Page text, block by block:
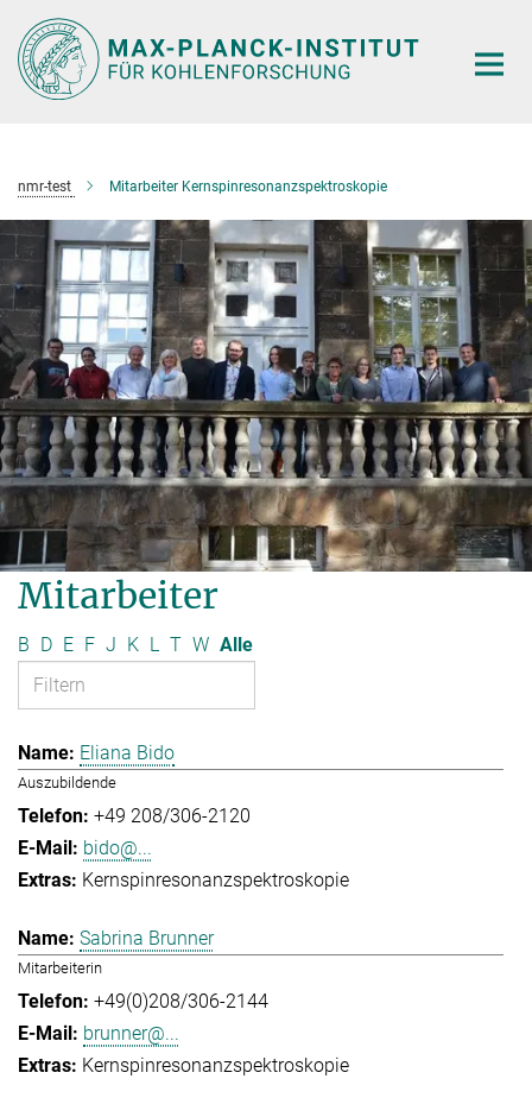
Hauptinhalt
nmr-test Mitarbeiter Kernspinresonanzspektroskopie
Mitarbeiter
B D E F J K L T W Alle
Eliana Bido
Auszubildende
+49 208/306-2120
bido@...
Kernspinresonanzspektroskopie
Sabrina Brunner
Mitarbeiterin
+49(0)208/306-2144
brunner@...
Kernspinresonanzspektroskopie